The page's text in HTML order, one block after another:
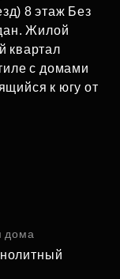
8 этаж Без
Жилой
квартал
с домами
к югу от
дома